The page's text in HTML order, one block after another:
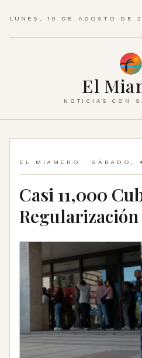
LUNES, 10 DE AGOSTO DE
El
NOTICIAS CON
EL MIAMERO SÁBADO,
Casi 11,000
Regularización